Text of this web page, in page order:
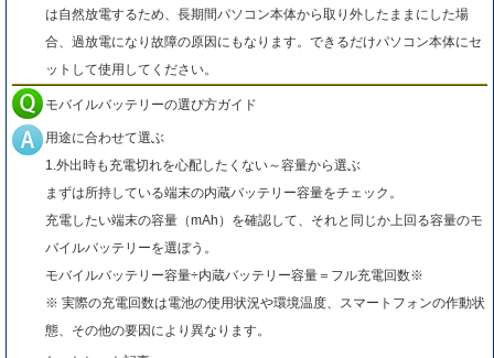
は自然放電するため、長期間パソコン本体から取り外したままにした場
合、過放電になり故障の原因にもなります。できるだけパソコン本体にセ
ットして使用してください。
モバイルバッテリーの選び方ガイド
用途に合わせて選ぶ
1.外出時も充電切れを心配したくない～容量から選ぶ
まずは所持している端末の内蔵バッテリー容量をチェック。
充電したい端末の容量（mAh）を確認して、それと同じか上回る容量のモ
バイルバッテリーを選ぼう。
モバイルバッテリー容量÷内蔵バッテリー容量＝フル充電回数※
※ 実際の充電回数は電池の使用状況や環境温度、スマートフォンの作動状
態、その他の要因により異なります。